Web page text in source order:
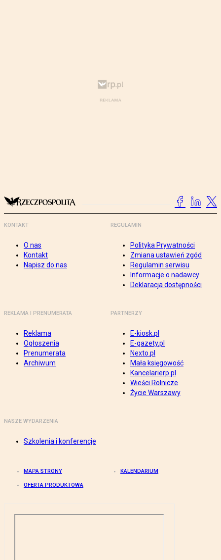
KONTAKT
O nas
Kontakt
Napisz do nas
REGULAMIN
Polityka Prywatności
Zmiana ustawień zgód
Regulamin serwisu
Informacje o nadawcy
Deklaracja dostępności
REKLAMA I PRENUMERATA
Reklama
Ogłoszenia
Prenumerata
Archiwum
PARTNERZY
E-kiosk.pl
E-gazety.pl
Nexto.pl
Mała księgowość
Kancelarierp.pl
Wieści Rolnicze
Życie Warszawy
NASZE WYDARZENIA
Szkolenia i konferencje
MAPA STRONY KALENDARIUM
OFERTA PRODUKTOWA